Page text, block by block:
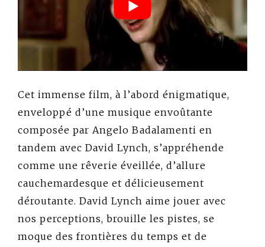
Cet immense film, à l’abord énigmatique,
enveloppé d’une musique envoûtante
composée par Angelo Badalamenti en
tandem avec David Lynch, s’appréhende
comme une rêverie éveillée, d’allure
cauchemardesque et délicieusement
déroutante. David Lynch aime jouer avec
nos perceptions, brouille les pistes, se
moque des frontières du temps et de